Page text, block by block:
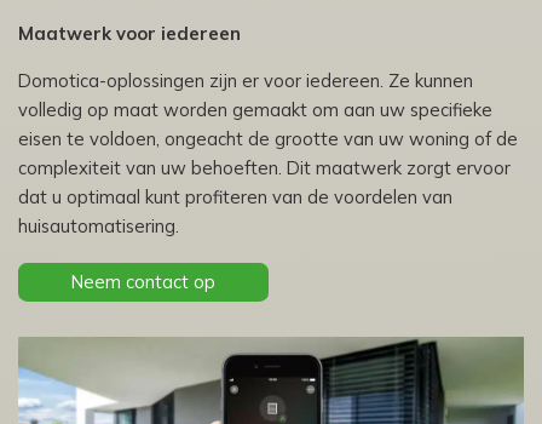
Maatwerk voor iedereen
Domotica-oplossingen zijn er voor iedereen. Ze kunnen
volledig op maat worden gemaakt om aan uw specifieke
eisen te voldoen, ongeacht de grootte van uw woning of de
complexiteit van uw behoeften. Dit maatwerk zorgt ervoor
dat u optimaal kunt profiteren van de voordelen van
huisautomatisering.
Neem contact op